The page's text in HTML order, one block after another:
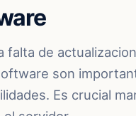
falta de
son
Es crucial